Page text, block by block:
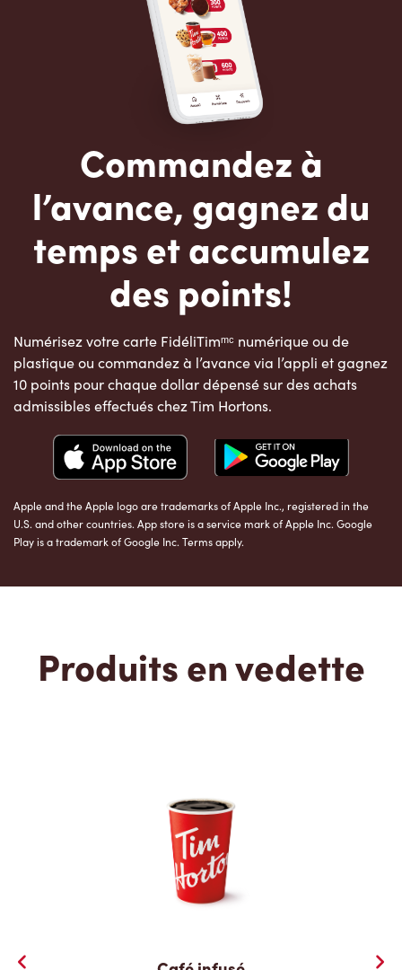
Commandez à
l’avance, gagnez du
temps et accumulez
des points!
Numérisez votre carte FidéliTimᵐᶜ numérique ou de
plastique ou commandez à l’avance via l’appli et gagnez
10 points pour chaque dollar dépensé sur des achats
admissibles effectués chez Tim Hortons.
Apple and the Apple logo are trademarks of Apple Inc., registered in the
U.S. and other countries. App store is a service mark of Apple Inc. Google
Play is a trademark of Google Inc. Terms apply.
Produits en vedette